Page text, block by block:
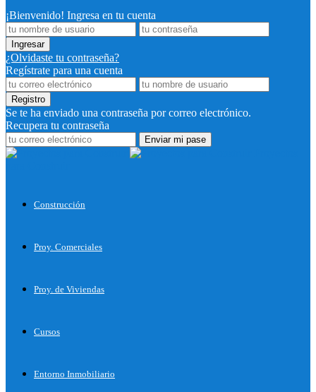
¡Bienvenido! Ingresa en tu cuenta
¿Olvidaste tu contraseña?
Regístrate para una cuenta
Se te ha enviado una contraseña por correo electrónico.
Recupera tu contraseña
Construcción
Proy. Comerciales
Proy. de Viviendas
Cursos
Entorno Inmobiliario